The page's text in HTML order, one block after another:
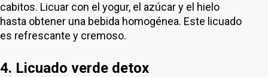
cabitos. Licuar con el yogur, el azúcar y el hielo
hasta obtener una bebida homogénea. Este licuado
es refrescante y cremoso.
4. Licuado verde detox